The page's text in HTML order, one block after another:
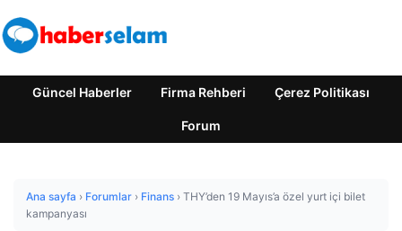
Güncel Haberler Firma Rehberi Çerez Politikası
Forum
Ana sayfa › Forumlar › Finans › THY’den 19 Mayıs’a özel yurt içi bilet
kampanyası